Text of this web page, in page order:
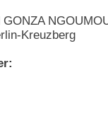
Kreuzberg